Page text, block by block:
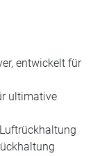
entwickelt für
ultimative